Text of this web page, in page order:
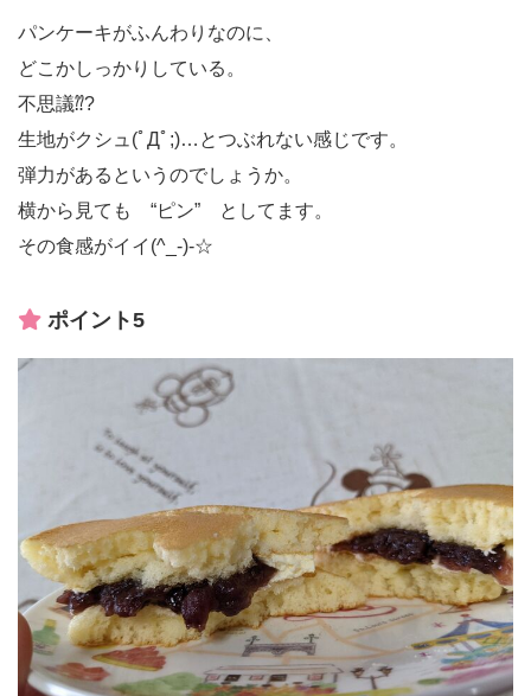
パンケーキがふんわりなのに、
どこかしっかりしている。
不思議⁇?
生地がクシュ(ﾟДﾟ;)…とつぶれない感じです。
弾力があるというのでしょうか。
横から見ても “ピン” としてます。
その食感がイイ(^_-)-☆
ポイント5